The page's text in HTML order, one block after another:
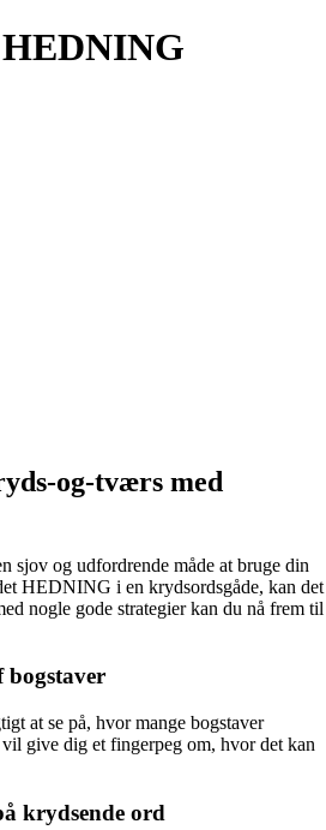
og-tværs med
sjov og udfordrende måde at bruge din
HEDNING i en krydsordsgåde, kan det
nogle gode strategier kan du nå frem til
bogstaver
at se på, hvor mange bogstaver
give dig et fingerpeg om, hvor det kan
krydsende ord